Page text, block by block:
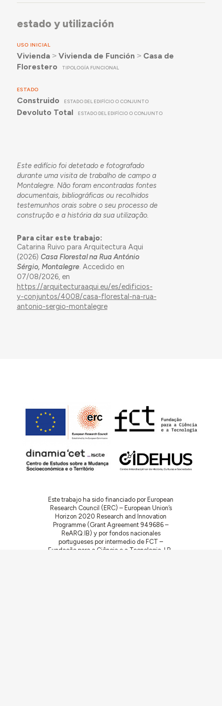
estado y utilización
USO INICIAL
Vivienda˃ Vivienda de Función ˃ Casa de
Florestero
TIPOLOGÍA FUNCIONAL
ESTADO
Construido ESTADO DEL EDIFÍCIO O CONJUNTO
Devoluto Total ESTADO DEL EDIFÍCIO O CONJUNTO
Este edifício foi detetado e fotografado
durante uma visita de trabalho de campo a
Montalegre. Não foram encontradas fontes
documentais, bibliográficas ou recolhidos
testemunhos orais sobre o seu processo de
construção e a história da sua utilização.
Para citar este trabajo:
Catarina Ruivo para Arquitectura Aqui
(2026) Casa Florestal na Rua António
Sérgio, Montalegre. Accedido en
07/08/2026, en
https://arquitecturaaqui.eu/es/edificios-
y-conjuntos/4008/casa-florestal-na-rua-
antonio-sergio-montalegre
Este trabajo ha sido financiado por European
Research Council (ERC) – European Union’s
Horizon 2020 Research and Innovation
Programme (Grant Agreement 949686 –
ReARQ.IB) y por fondos nacionales
portugueses por intermedio de FCT –
Fundação para a Ciência e a Tecnologia, I.P.,